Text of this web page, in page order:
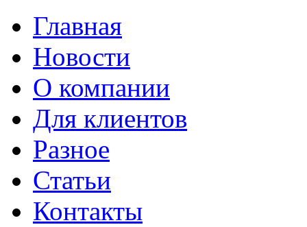
Главная
Новости
О компании
Для клиентов
Разное
Статьи
Контакты